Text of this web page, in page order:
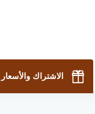
الاشتراك والأسعار